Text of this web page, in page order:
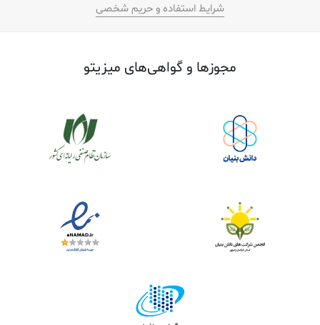
شرایط استفاده و حریم شخصی
مجوز‌ها و گواهی‌های میزیتو